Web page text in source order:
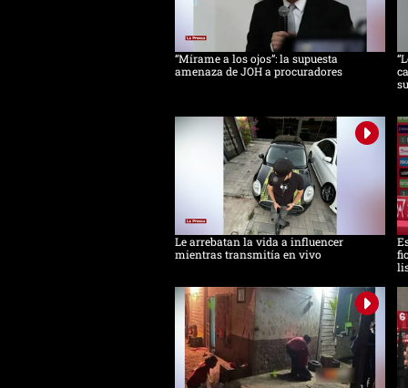
“Mírame a los ojos”: la supuesta
amenaza de JOH a procuradores
Le arrebatan la vida a influencer
mientras transmitía en vivo